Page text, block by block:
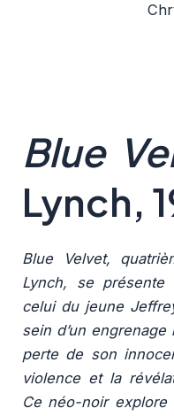
Blue
Lynch,
Blue Velvet,
Lynch, se présente
celui du jeune
sein d’un
perte de son
violence et la
Ce néo-noir